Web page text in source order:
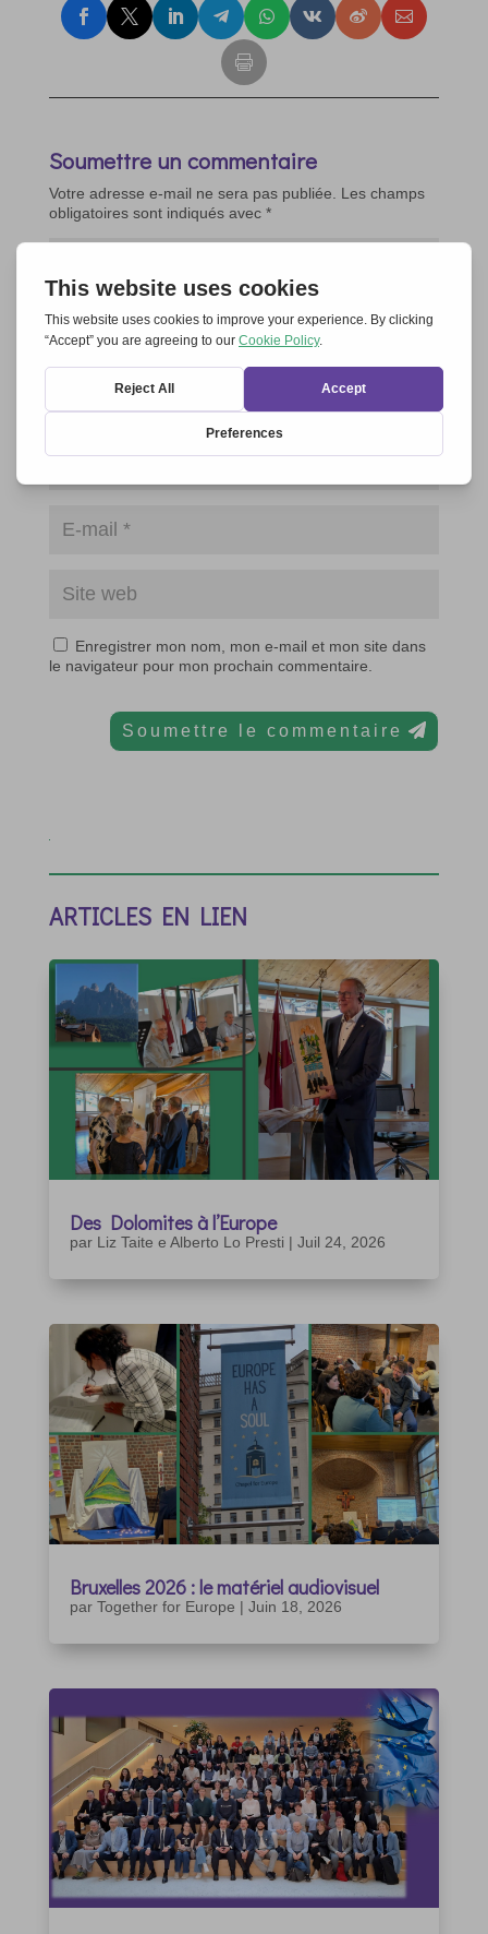
Soumettre un commentaire
Votre adresse e-mail ne sera pas publiée.
Les champs
obligatoires sont indiqués avec *
Enregistrer mon nom, mon e-mail et mon site dans
le navigateur pour mon prochain commentaire.
Soumettre le commentaire
ARTICLES EN LIEN
Des Dolomites à l’Europe
par Liz Taite e Alberto Lo Presti | Juil 24, 2026
Bruxelles 2026 : le matériel audiovisuel
par Together for Europe | Juin 18, 2026